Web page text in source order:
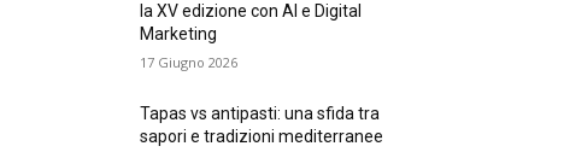
la XV edizione con AI e Digital
Marketing
17 Giugno 2026
Tapas vs antipasti: una sfida tra
sapori e tradizioni mediterranee